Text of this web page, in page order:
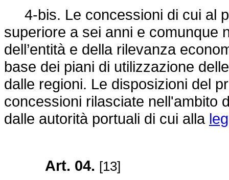
4-bis. Le concessioni di cui al
superiore a sei anni e comunque
dell’entità e della rilevanza
base dei piani di utilizzazione
dalle regioni. Le disposizioni del
concessioni rilasciate nell'ambito
dalle autorità portuali di cui alla
Art. 04. [13]